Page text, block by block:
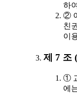
하
②
친
이
제 7 조
①
에